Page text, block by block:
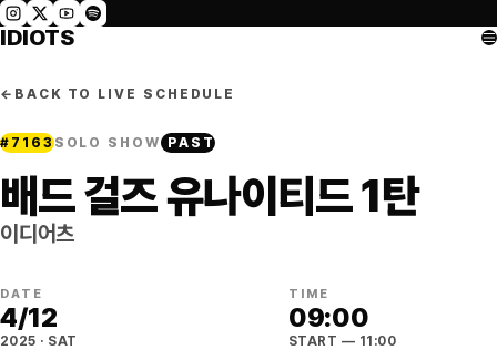
IDIOTS
← BACK TO LIVE SCHEDULE
# 7163SOLO SHOW PAST
배드 걸즈 유나이티드 1탄
이디어츠
DATE
4/12
2025 · SAT
TIME
09:00
START — 11:00